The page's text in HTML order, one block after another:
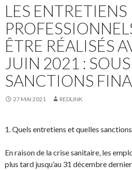
LES ENTRETIENS
ÊTRE RÉALISÉS
JUIN 2021 :
SANCTIONS
27 MAI 2021 REDLINK
1. Quels entretiens et quelles sanctions
En raison de la crise sanitaire, les
plus tard jusqu’au 31 décembre